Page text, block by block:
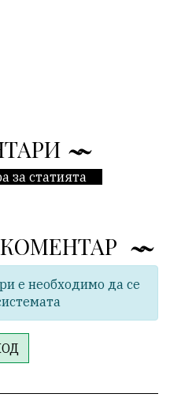
за статията
е необходимо да се